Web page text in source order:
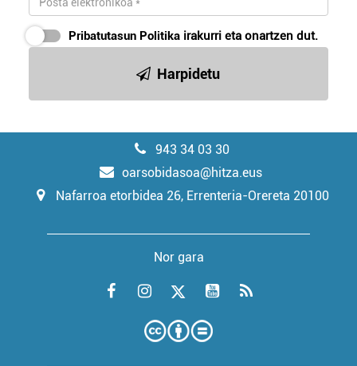
Pribatutasun Politika irakurri eta onartzen dut.
Harpidetu
943 34 03 30
oarsobidasoa@hitza.eus
Nafarroa etorbidea 26, Errenteria-Orereta 20100
Nor gara